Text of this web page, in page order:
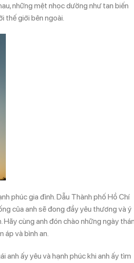
những mệt nhọc dường như tan biến
thế giới bên ngoài.
phúc gia đình. Dẫu Thành phố Hồ Chí
của anh sẽ đong đầy yêu thương và ý
Hãy cùng anh đón chào những ngày
áp và bình an.
anh ấy yêu và hạnh phúc khi anh ấy tìm